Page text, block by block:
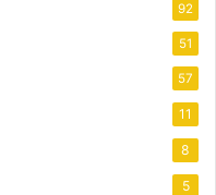
92
51
57
11
8
5